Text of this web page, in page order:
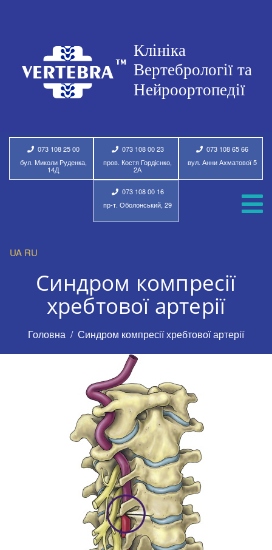
073 108 25 00
бул. Миколи Руденка,
14Д
073 108 00 23
пров. Костя Гордієнко,
2А
073 108 65 66
вул. Анни Ахматової 5
073 108 00 16
пр-т. Оболонський, 29
UA RU
Синдром компресії
хребтової артерії
Головна Синдром компресії хребтової артерії